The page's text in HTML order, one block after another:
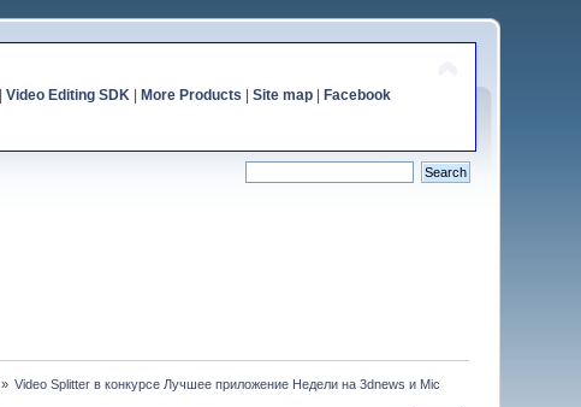
Video Editing SDK| More Products Site map| Facebook
» Video Splitter в конкурсе Лучшее приложение Недели на 3dnews и Mic